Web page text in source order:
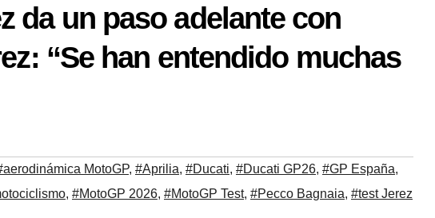
da un paso adelante con
“Se han entendido muchas
MotoGP, #Aprilia, #Ducati, #Ducati GP26, #GP España,
, #MotoGP 2026, #MotoGP Test, #Pecco Bagnaia, #test Jerez